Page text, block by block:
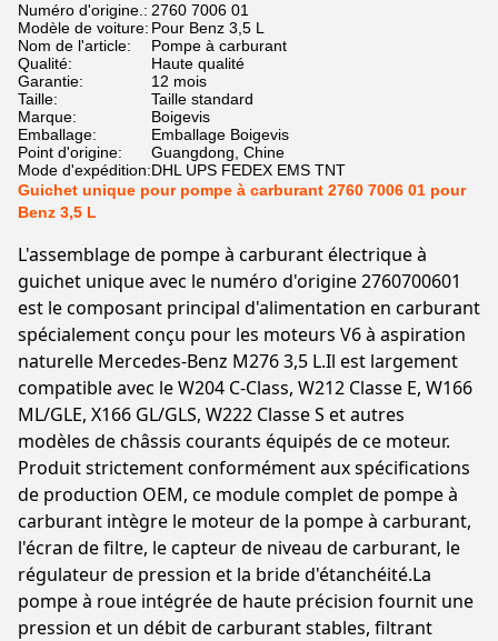
Numéro d'origine.: 2760 7006 01
Modèle de voiture: Pour Benz 3,5 L
Nom de l'article:
Pompe à carburant
Qualité:
Haute qualité
Garantie:
12 mois
Taille:
Taille standard
Marque:
Boigevis
Emballage:
Emballage Boigevis
Point d'origine:
Guangdong, Chine
Mode d'expédition:DHL UPS FEDEX EMS TNT
Guichet unique pour pompe à carburant 2760 7006 01 pour
Benz 3,5 L
L'assemblage de pompe à carburant électrique à
guichet unique avec le numéro d'origine 2760700601
est le composant principal d'alimentation en carburant
spécialement conçu pour les moteurs V6 à aspiration
naturelle Mercedes-Benz M276 3,5 L.Il est largement
compatible avec le W204 C-Class, W212 Classe E, W166
ML/GLE, X166 GL/GLS, W222 Classe S et autres
modèles de châssis courants équipés de ce moteur.
Produit strictement conformément aux spécifications
de production OEM, ce module complet de pompe à
carburant intègre le moteur de la pompe à carburant,
l'écran de filtre, le capteur de niveau de carburant, le
régulateur de pression et la bride d'étanchéité.La
pompe à roue intégrée de haute précision fournit une
pression et un débit de carburant stables, filtrant